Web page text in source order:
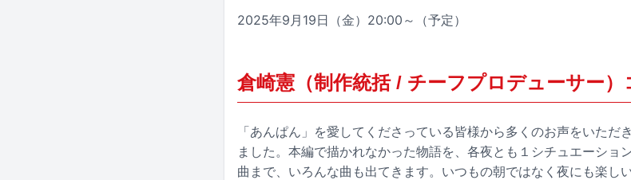
2025年9月19日（金）20:00～（予定）
倉崎憲（制作統括 / チーフプロデューサー）
「あんぱん」を愛してくださっている皆様から多くのお声をいただ
ました。本編で描かれなかった物語を、各夜とも１シチュエーショ
曲まで、いろんな曲も出てきます。いつもの朝ではなく夜にも楽し